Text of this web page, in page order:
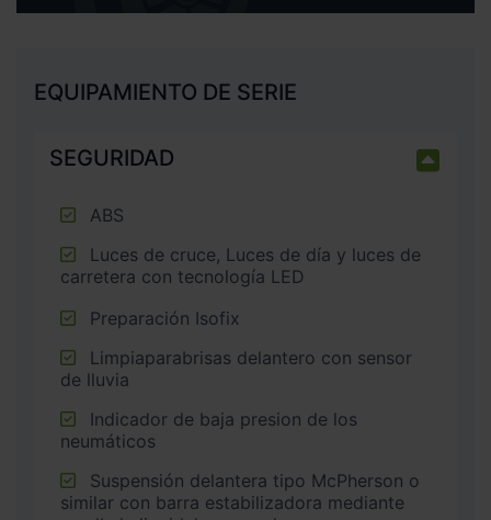
EQUIPAMIENTO DE SERIE
SEGURIDAD
ABS
carretera con tecnología LED
Preparación Isofix
de lluvia
neumáticos
similar con barra estabilizadora mediante